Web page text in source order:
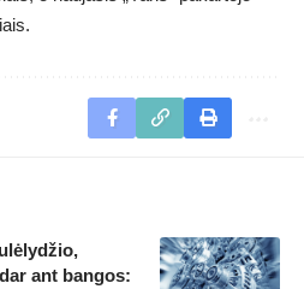
ant bangos: